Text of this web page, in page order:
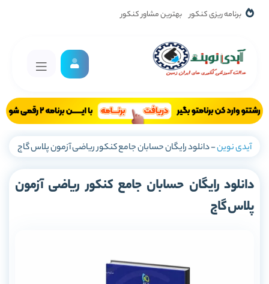
برنامه ریزی کنکور بهترین مشاور کنکور
آیدی نوین-دانلود رایگان حسابان جامع کنکور ریاضی آزمون پلاس گاج
دانلود رایگان حسابان جامع کنکور ریاضی آزمون
پلاس گاج